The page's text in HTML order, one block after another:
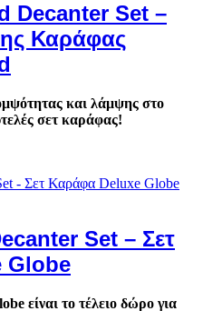
Decanter Set –
Καράφας
και λάμψης στο
σετ καράφας!
Set – Σετ
Globe
είναι το τέλειο δώρο για